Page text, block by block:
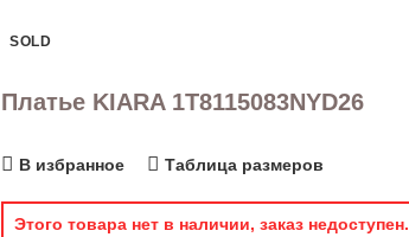
SOLD
Платье KIARA 1T8115083NYD26
В избранное Таблица размеров
Этого товара нет в наличии, заказ недоступен.